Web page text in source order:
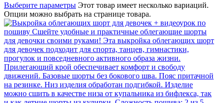
Выберите параметры Этот товар имеет несколько вариаций.
Опции можно выбрать на странице товара.